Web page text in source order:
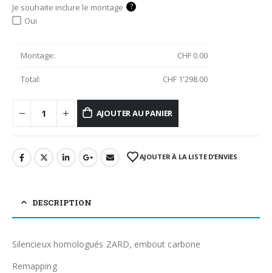
Je souhaite inclure le montage ?
Oui
Montage: CHF 0.00
Total: CHF 1'298.00
AJOUTER AU PANIER
AJOUTER À LA LISTE D’ENVIES
DESCRIPTION
Silencieux homologués ZARD, embout carbone
Remapping